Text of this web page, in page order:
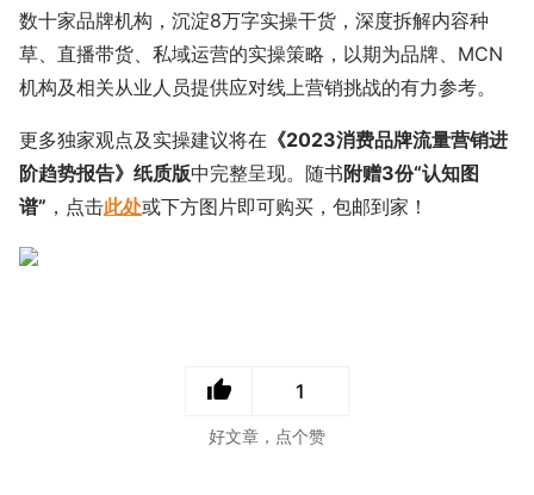
数十家品牌机构，沉淀8万字实操干货，深度拆解内容种
草、直播带货、私域运营的实操策略，以期为品牌、MCN
机构及相关从业人员提供应对线上营销挑战的有力参考。
更多独家观点及实操建议将在 《2023消费品牌流量营销进
阶趋势报告》纸质版中完整呈现。随书附赠3份“认知图
谱” ，点击此处或下方图片即可购买，包邮到家！
1
好文章，点个赞